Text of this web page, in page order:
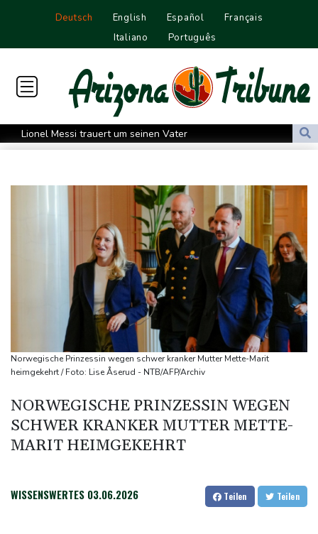
Deutsch English Español
Français
Italiano
Português
Lionel Messi trauert um seinen Vater
Absturz von Ultraleichtflugzeug: 72-jähriger Pilot stirbt in Baden-
Selenskyj warnt in Belgrad vor Folgen russischer Angriffe für
den Winter
Drohnen über Bundeswehrstandort in Nordrhein-Westfalen
Ungarns Regierungspartei nominiert Ex-Gerichtspräsidenten
Baka als Staatschef
Schwimm-EM: Halbisch winkt und springt zu Bronze
Selenskyj: Ukraine hat praktisch keine intakten
Wärmekraftwerke mehr
Braunschweig nach Kantersieg in Magdeburg an der Spitze
Aussetzung von Lkw-Fahrverbot: BUND kritisiert Maßnahme -
Industrie begrüßt sie
Norwegische Prinzessin wegen schwer kranker Mutter Mette-Marit
heimgekehrt / Foto: Lise Åserud - NTB/AFP/Archiv
NORWEGISCHE PRINZESSIN WEGEN
SCHWER KRANKER MUTTER METTE-
MARIT HEIMGEKEHRT
WISSENSWERTES 03.06.2026 Teilen Teilen